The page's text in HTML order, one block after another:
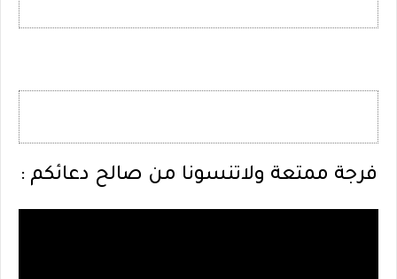
فرجة ممتعة ولاتنسونا من صالح دعائكم :